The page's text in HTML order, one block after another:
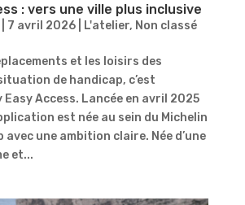
: vers une ville plus inclusive
7 avril 2026| L'atelier, Non classé
et les loisirs des
de handicap, c’est
Easy Access. Lancée en avril 2025
est née au sein du Michelin
avec une ambition claire. Née d’une
et...